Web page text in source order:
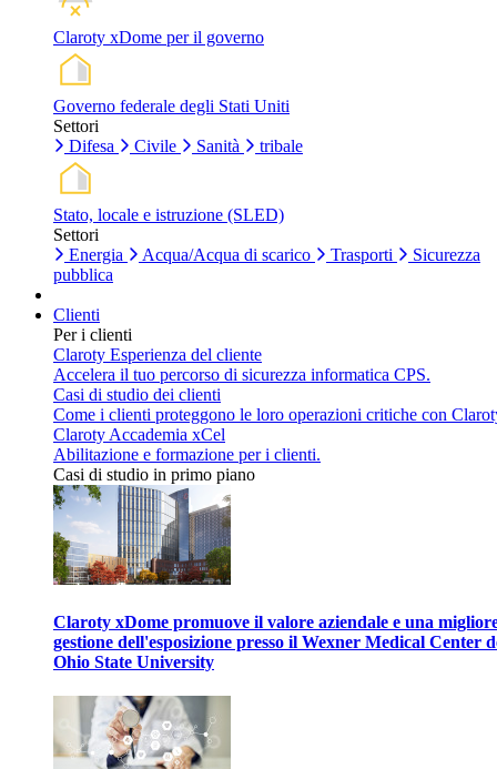
Claroty xDome per il governo
Governo federale degli Stati Uniti
Settori
Difesa
Civile Sanità tribale
Stato, locale e istruzione (SLED)
Settori
Energia
Acqua/Acqua di scarico Trasporti
Sicurezza
pubblica
Clienti
Per i clienti
Claroty Esperienza del cliente
Accelera il tuo percorso di sicurezza informatica CPS.
Casi di studio dei clienti
Come i clienti proteggono le loro operazioni critiche con
Claroty Accademia xCel
Abilitazione e formazione per i clienti.
Casi di studio in primo piano
Claroty xDome promuove il valore aziendale e una
gestione dell'esposizione presso il Wexner Medical Center
Ohio State University